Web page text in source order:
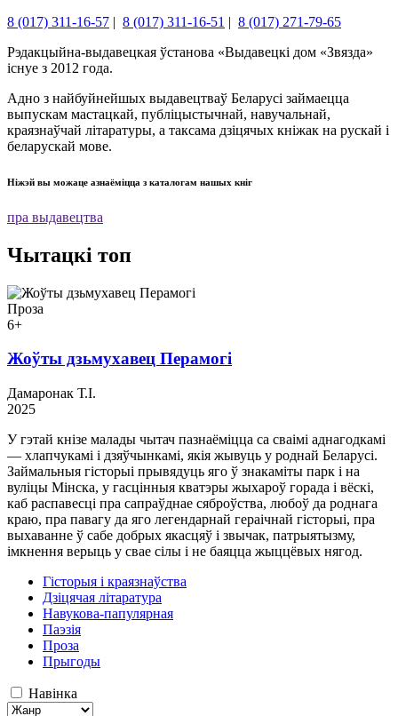
8 (017) 311-16-57 | 8 (017) 311-16-51 | 8 (017) 271-79-65
Рэдакцыйна-выдавецкая ўстанова «Выдавецкі дом «Звязда»
існуе з 2012 года.
Адно з найбуйнейшых выдавецтваў Беларусі займаецца
выпускам мастацкай, публіцыстычнай, навучальнай,
краязнаўчай літаратуры, а таксама дзіцячых кніжак на рускай і
беларускай мове.
Ніжэй вы можаце азнаёміцца ​​з каталогам нашых кніг
пра выдавецтва
Чытацкі топ
Проза
6+
Жоўты дзьмухавец Перамогі
Дамаронак Т.І.
2025
У гэтай кнізе малады чытач пазнаёміцца са сваімі аднагодкамі
— хлапчукамі і дзяўчынкамі, якія жывуць у роднай Беларусі.
Займальныя гісторыі прывядуць яго ў знакаміты парк і на
вуліцы Мінска, у гасцінныя кватэры жыхароў горада і вёскі,
каб распавесці пра сапраўднае сяброўства, любоў да роднага
краю, пра павагу да яго легендарнай гераічнай гісторыі, пра
выхаванне ў сабе добрых якасцяў і звычак, патрыятызму,
імкнення верыць у свае сілы і не баяцца жыццёвых нягод.
Гісторыя і краязнаўства
Дзіцячая літаратура
Навукова-папулярная
Паэзія
Проза
Прыгоды
Навінка